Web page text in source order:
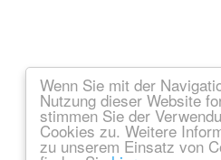
Wenn Sie mit der
Nutzung dieser Website
stimmen Sie der
Cookies zu. Weitere
zu unserem Einsatz von